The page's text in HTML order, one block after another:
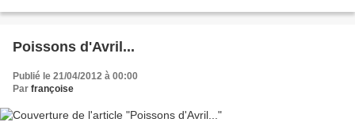
Poissons d'Avril...
Publié le 21/04/2012 à 00:00
Par françoise